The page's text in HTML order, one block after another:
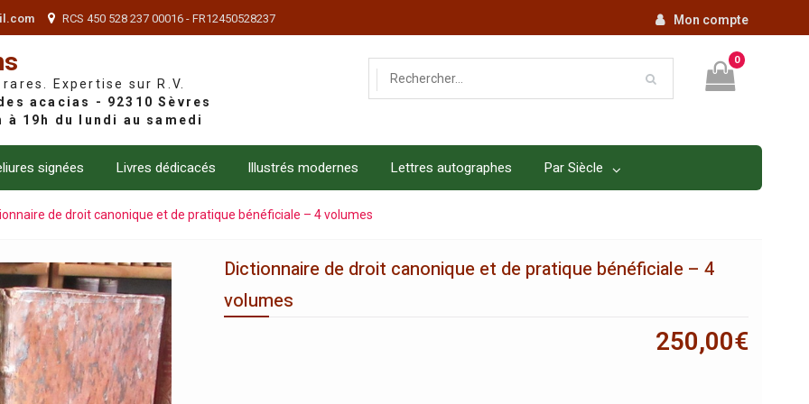
RCS 450 528 237 00016 - FR12450528237 Mon compte
Expertise sur R.V.
0
signées Livres dédicacés Illustrés modernes Lettres autographes Par Siècle
de droit canonique et de pratique bénéficiale – 4 volumes
Dictionnaire de droit canonique et de pratique bénéficiale – 4
volumes
250,00€